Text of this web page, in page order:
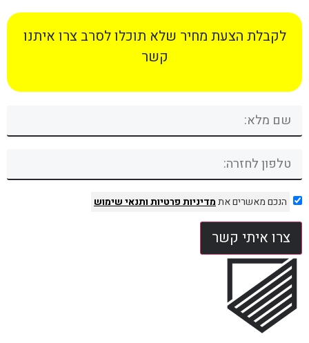
לקבלת הצעת מחיר שלא תוכלו לסרב צרו איתנו
קשר
הנכם מאשרים אתמדיניות פרטיותותנאי שימוש
צרו איתי קשר